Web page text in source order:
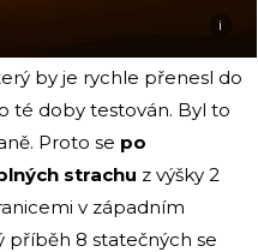
i
by je rychle přenesl do
té doby testován. Byl to
Proto se po
strachu z výšky 2
v západním
příběh 8 statečných se